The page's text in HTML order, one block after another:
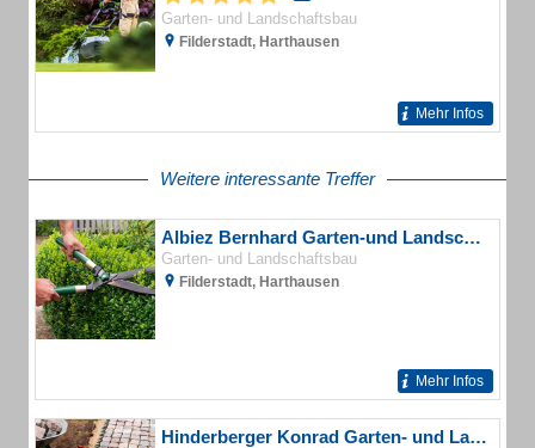
Garten- und Landschaftsbau
Filderstadt, Harthausen
Mehr Infos
Weitere interessante Treffer
Albiez Bernhard Garten-und Landschaftsbau
Garten- und Landschaftsbau
Filderstadt, Harthausen
Mehr Infos
Hinderberger Konrad Garten- und Landschaftsbau